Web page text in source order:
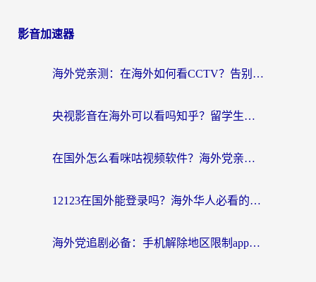
影音加速器
海外党亲测：在海外如何看CCTV？告别“仅限大陆播放”的实用指南
央视影音在海外可以看吗知乎？留学生亲测：3步解决地域限制+追剧自由
在国外怎么看咪咕视频软件？海外党亲测有效的回国加速方案
12123在国外能登录吗？海外华人必看的回国加速实用指南
海外党追剧必备：手机解除地区限制app怎么选？解决央视视频&国内剧地区限制全指南